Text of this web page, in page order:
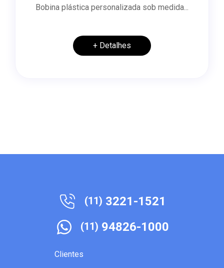
Bobina plástica personalizada sob medida...
+ Detalhes
(11) 3221-1521
(11) 94826-1000
Clientes